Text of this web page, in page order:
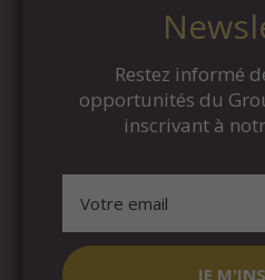
Restez informé
opportunités du
inscrivant à